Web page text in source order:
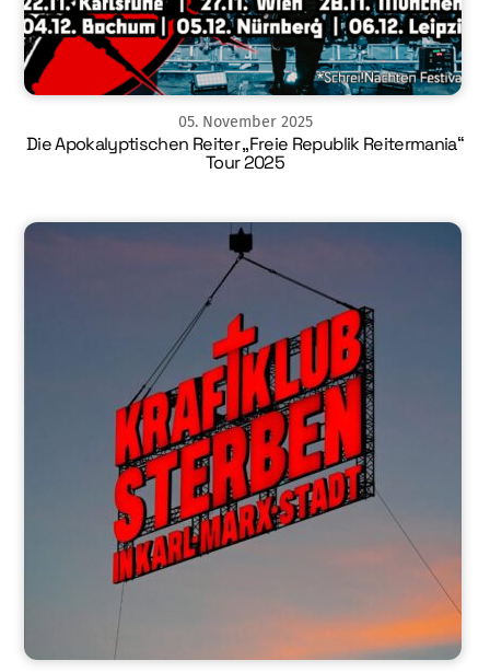
05. November 2025
Die Apokalyptischen Reiter „Freie Republik Reitermania“
Tour 2025